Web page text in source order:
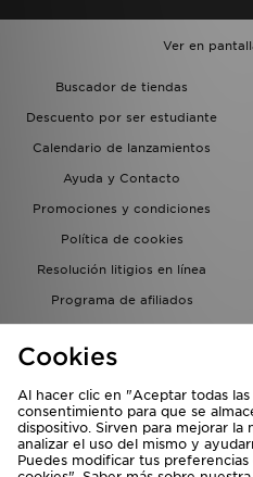
Ver en
Buscador de tiendas
Descuento por ser estudiante
Calendario de lanzamientos
Ayuda y Contacto
Promociones y condiciones
Política de cookies
Resolución litigios en línea
Programa de afiliados
del grupo JD - Whistleblowing
Cookies
Al hacer clic en "Aceptar todas
consentimiento para que se
dispositivo. Sirven para mejorar la
analizar el uso del mismo y
Puedes modificar tus